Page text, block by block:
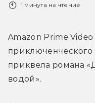
1 минута на чтение
Amazon Prime
приключенческого
приквела романа
водой».